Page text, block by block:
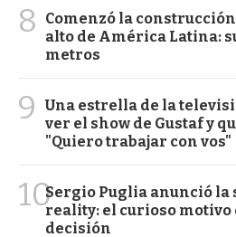
8
Comenzó la
alto de América Latina:
metros
9
Una estrella de la
ver el show de Gustaf y
"Quiero trabajar con vos"
10Sergio Puglia anunció la
reality: el curioso motivo
decisión